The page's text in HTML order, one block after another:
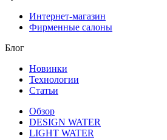
Интернет-магазин
Фирменные салоны
Блог
Новинки
Технологии
Статьи
Обзор
DESIGN WATER
LIGHT WATER